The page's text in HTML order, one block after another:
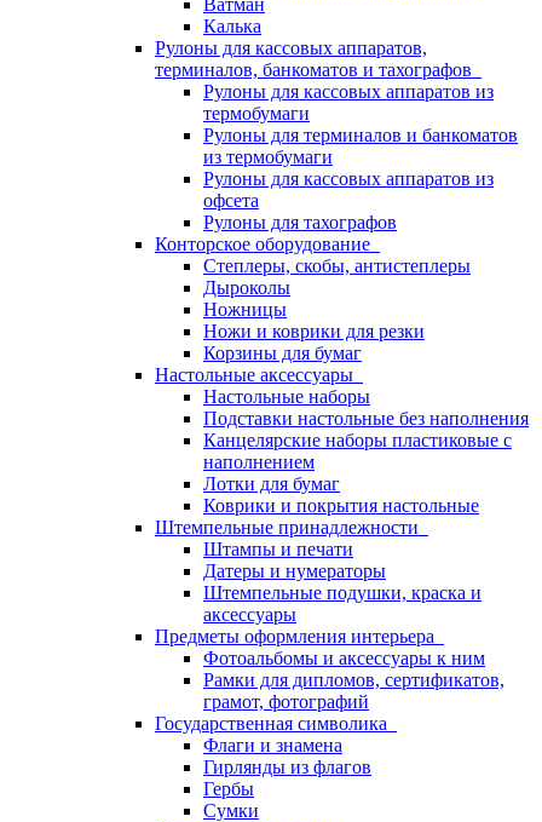
Ватман
Калька
Рулоны для кассовых аппаратов,
терминалов, банкоматов и тахографов
Рулоны для кассовых аппаратов из
термобумаги
Рулоны для терминалов и банкоматов
из термобумаги
Рулоны для кассовых аппаратов из
офсета
Рулоны для тахографов
Конторское оборудование
Степлеры, скобы, антистеплеры
Дыроколы
Ножницы
Ножи и коврики для резки
Корзины для бумаг
Настольные аксессуары
Настольные наборы
Подставки настольные без наполнения
Канцелярские наборы пластиковые с
наполнением
Лотки для бумаг
Коврики и покрытия настольные
Штемпельные принадлежности
Штампы и печати
Датеры и нумераторы
Штемпельные подушки, краска и
аксессуары
Предметы оформления интерьера
Фотоальбомы и аксессуары к ним
Рамки для дипломов, сертификатов,
грамот, фотографий
Государственная символика
Флаги и знамена
Гирлянды из флагов
Гербы
Сумки